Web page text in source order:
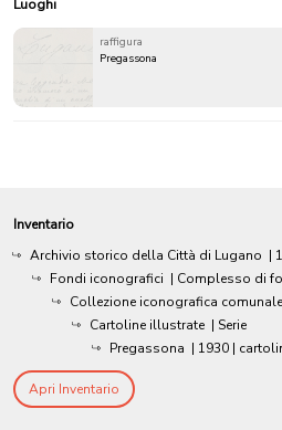
Luoghi
raffigura
Pregassona
Inventario
Archivio storico della Città di Lugano |
Fondi iconografici | Complesso di
Collezione iconografica comunale
Cartoline illustrate | Serie
Pregassona | 1930 |
Apri Inventario